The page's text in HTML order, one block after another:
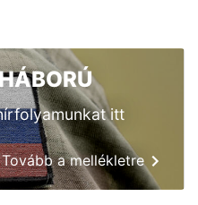
itt
Tovább a mellékletre